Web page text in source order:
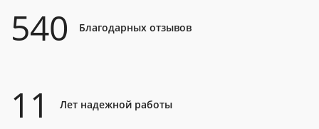
540 Благодарных отзывов
11 Лет надежной работы